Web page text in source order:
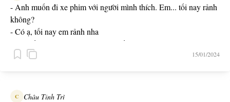
- Anh muốn đi xe phim với người mình thích. Em... tối nay rảnh
không?
- Có ạ, tối nay em rảnh nha
- Vậy tối nay em giúp anh làm ca tối nhé. Ngày mai đi làm anh
mời em bữa trưa. Cám ơn em trước.
15/01/2024
C Châu Tinh Trì